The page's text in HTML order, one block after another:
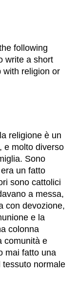
following
write a short
with religion or
religione è un
e molto diverso
Sono
un fatto
sono cattolici
a messa,
con devozione,
e la
colonna
comunità e
mai fatto una
normale